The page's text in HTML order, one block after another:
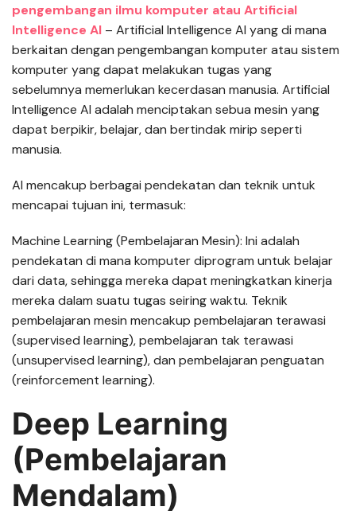
pengembangan ilmu komputer atau Artificial
Intelligence AI – Artificial Intelligence AI yang di mana
berkaitan dengan pengembangan komputer atau sistem
komputer yang dapat melakukan tugas yang
sebelumnya memerlukan kecerdasan manusia. Artificial
Intelligence AI adalah menciptakan sebua mesin yang
dapat berpikir, belajar, dan bertindak mirip seperti
manusia.
AI mencakup berbagai pendekatan dan teknik untuk
mencapai tujuan ini, termasuk:
Machine Learning (Pembelajaran Mesin): Ini adalah
pendekatan di mana komputer diprogram untuk belajar
dari data, sehingga mereka dapat meningkatkan kinerja
mereka dalam suatu tugas seiring waktu. Teknik
pembelajaran mesin mencakup pembelajaran terawasi
(supervised learning), pembelajaran tak terawasi
(unsupervised learning), dan pembelajaran penguatan
(reinforcement learning).
Deep Learning
(Pembelajaran
Mendalam)